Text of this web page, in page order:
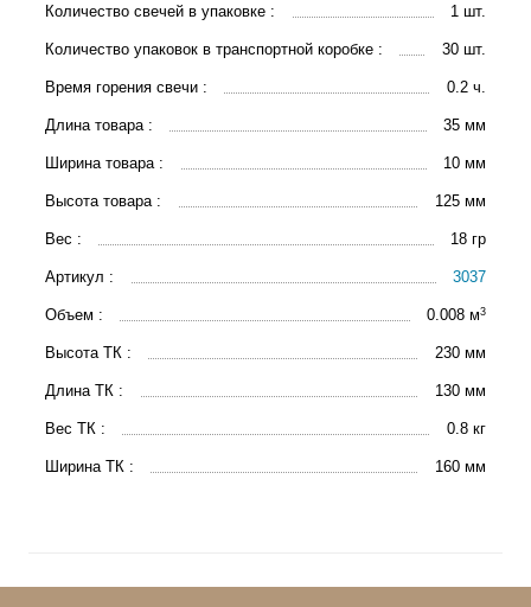
Количество свечей в упаковке : 1 шт.
Количество упаковок в транспортной коробке : 30 шт.
Время горения свечи : 0.2 ч.
Длина товара : 35 мм
Ширина товара : 10 мм
Высота товара : 125 мм
Вес : 18 гр
Артикул : 3037
Объем : 0.008 м3
Высота ТК : 230 мм
Длина ТК : 130 мм
Вес ТК : 0.8 кг
Ширина ТК : 160 мм